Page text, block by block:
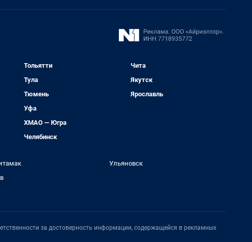
Тольятти
Тула
Тюмень
Уфа
ХМАО — Югра
Челябинск
Чита
Якутск
Ярославль
Ульяновск
за достоверность информации, содержащейся в рекламных